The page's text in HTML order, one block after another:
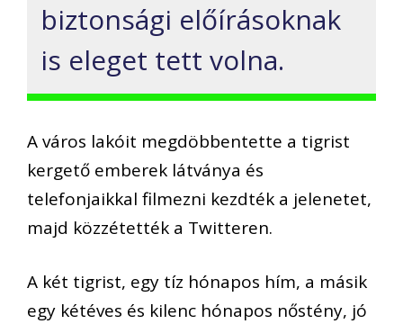
biztonsági előírásoknak
is eleget tett volna.
A város lakóit megdöbbentette a tigrist
kergető emberek látványa és
telefonjaikkal filmezni kezdték a jelenetet,
majd közzétették a Twitteren.
A két tigrist, egy tíz hónapos hím, a másik
egy kétéves és kilenc hónapos nőstény, jó